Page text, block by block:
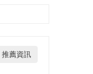
推薦資訊